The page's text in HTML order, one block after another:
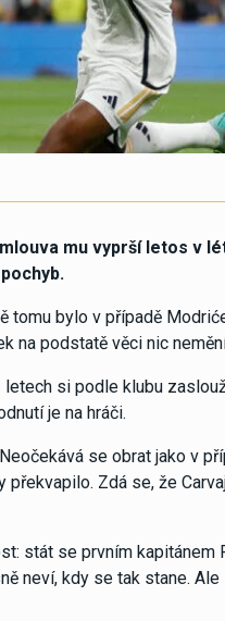
mu vyprší letos v
tomu bylo v případě
na podstatě věci nic
si podle klubu
je na hráči.
se obrat jako v
Zdá se, že
stát se prvním kapitánem
neví, kdy se tak stane.